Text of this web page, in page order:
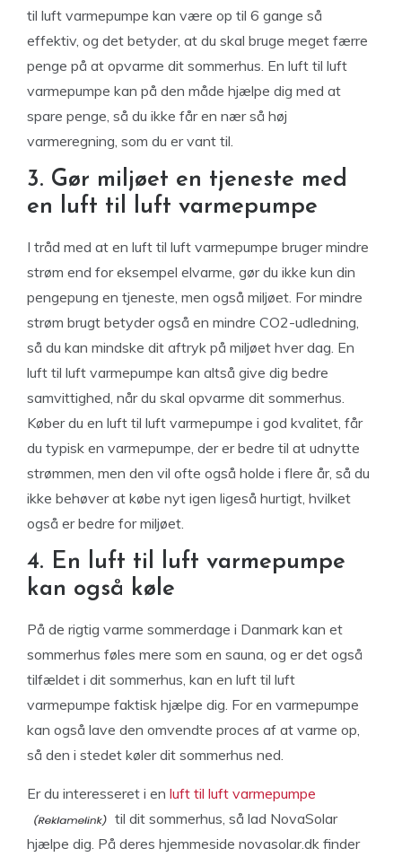
til luft varmepumpe kan være op til 6 gange så
effektiv, og det betyder, at du skal bruge meget færre
penge på at opvarme dit sommerhus. En luft til luft
varmepumpe kan på den måde hjælpe dig med at
spare penge, så du ikke får en nær så høj
varmeregning, som du er vant til.
3. Gør miljøet en tjeneste med
en luft til luft varmepumpe
I tråd med at en luft til luft varmepumpe bruger mindre
strøm end for eksempel elvarme, gør du ikke kun din
pengepung en tjeneste, men også miljøet. For mindre
strøm brugt betyder også en mindre CO2-udledning,
så du kan mindske dit aftryk på miljøet hver dag. En
luft til luft varmepumpe kan altså give dig bedre
samvittighed, når du skal opvarme dit sommerhus.
Køber du en luft til luft varmepumpe i god kvalitet, får
du typisk en varmepumpe, der er bedre til at udnytte
strømmen, men den vil ofte også holde i flere år, så du
ikke behøver at købe nyt igen ligeså hurtigt, hvilket
også er bedre for miljøet.
4. En luft til luft varmepumpe
kan også køle
På de rigtig varme sommerdage i Danmark kan et
sommerhus føles mere som en sauna, og er det også
tilfældet i dit sommerhus, kan en luft til luft
varmepumpe faktisk hjælpe dig. For en varmepumpe
kan også lave den omvendte proces af at varme op,
så den i stedet køler dit sommerhus ned.
Er du interesseret i en luft til luft varmepumpe
til dit sommerhus, så lad NovaSolar
hjælpe dig. På deres hjemmeside novasolar.dk finder